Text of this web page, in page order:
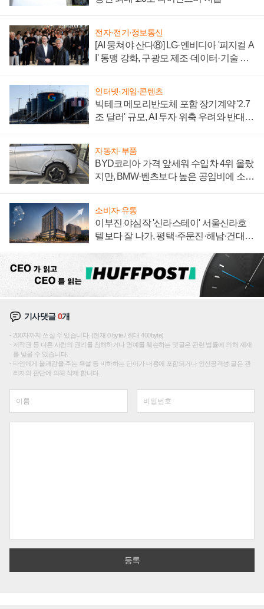
전자·전기·정보통신
[AI 뭉쳐야 산다⑧] LG·엔비디아 '피지컬 A
I' 동맹 강화, 구광모 제조·데이터·기술 결
인터넷·게임·콘텐츠
빅테크 메모리반도체 포함 장기계약 '2.7
조 달러' 규모, AI 투자 위축 우려와 반대
자동차·부품
BYD코리아 가격 앞세워 수입차 4위 올랐
지만, BMW·벤츠보다 높은 공임비에 소비
소비자·유통
이부진 야심작 '신라스테이' 서울신라호
텔보다 잘 나가, 평택·주문진·해남·건대로
기사댓글0개
200자까지 쓰실 수 있습니다. (현재 0 byte / 최대 400byte)
저작권 등 다른 사람의 권리를 침해하거나 명예를 훼손하는 댓글은 관련 법률에 의해 제재
를 받을 수 있습니다.
타인에게 불쾌감을 주는 욕설 등 비하하는 단어가 내용에 포함되거나 인신공격성 글은 관
리자의 판단에 의해 삭제 합니다.